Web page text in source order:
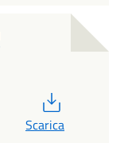
Scarica